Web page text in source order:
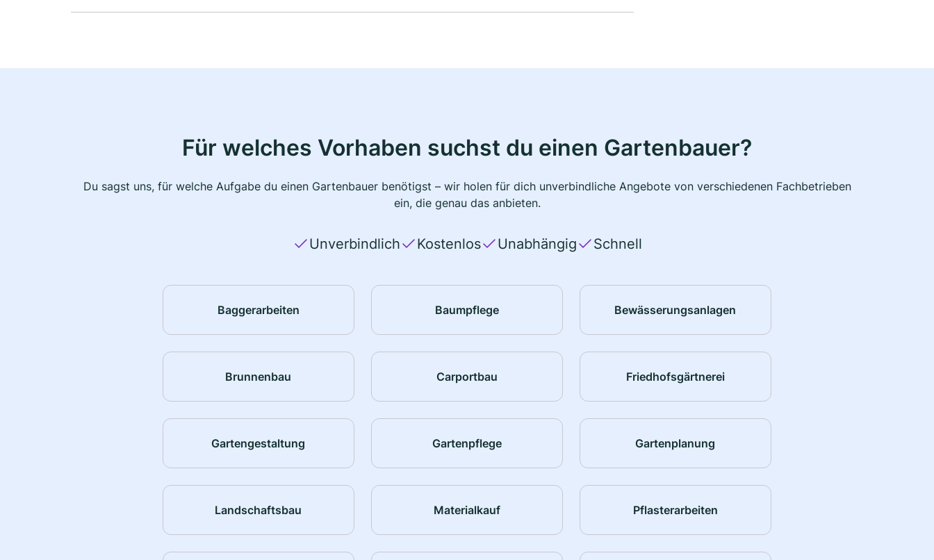
Für welches Vorhaben suchst du einen Gartenbauer?
Du sagst uns, für welche Aufgabe du einen Gartenbauer benötigst – wir holen für dich unverbindliche Angebote von verschiedenen Fachbetrieben
ein, die genau das anbieten.
Unverbindlich Kostenlos Unabhängig Schnell
Baggerarbeiten Baumpflege Bewässerungsanlagen
Brunnenbau Carportbau Friedhofsgärtnerei
Gartengestaltung Gartenpflege Gartenplanung
Landschaftsbau Materialkauf Pflasterarbeiten